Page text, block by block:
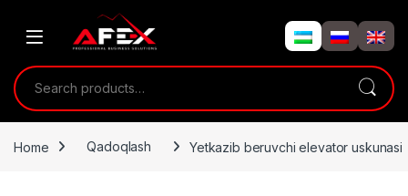
Search for:
Home Qadoqlash Yetkazib beruvchi elevator uskunasi